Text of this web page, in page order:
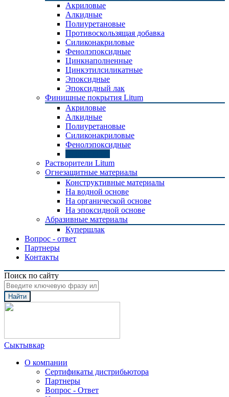
Акриловые
Алкидные
Полиуретановые
Противоскользящая добавка
Силиконакриловые
Фенолэпоксидные
Цинкнаполненные
Цинкэтилсиликатные
Эпоксидные
Эпоксидный лак
Финишные покрытия Litum
Акриловые
Алкидные
Полиуретановые
Силиконакриловые
Фенолэпоксидные
Растворители Litum
Огнезащитные материалы
Конструктивные материалы
На водной основе
На органической основе
На эпоксидной основе
Абразивные материалы
Купершлак
Вопрос - ответ
Партнеры
Контакты
Поиск по сайту
Найти
Сыктывкар
О компании
Сертификаты дистрибьютора
Партнеры
Вопрос - Ответ